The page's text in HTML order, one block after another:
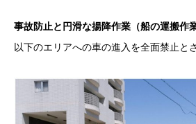
事故防止と円滑な揚降作業（船の運搬作
以下のエリアへの車の進入を全面禁止と